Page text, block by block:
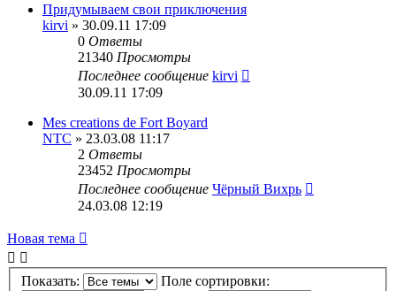
Придумываем свои приключения
kirvi » 30.09.11 17:09
0 Ответы
21340 Просмотры
Последнее сообщение kirvi
30.09.11 17:09
Mes creations de Fort Boyard
NTC » 23.03.08 11:17
2 Ответы
23452 Просмотры
Последнее сообщение Чёрный Вихрь
24.03.08 12:19
Новая тема
Показать:
Поле сортировки: